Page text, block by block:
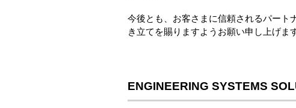
今後とも、お客さまに信頼されるパート
き立てを賜りますようお願い申し上げます
ENGINEERING SYSTEMS